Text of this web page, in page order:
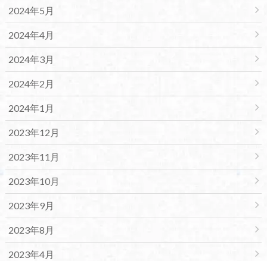
2024年5月
2024年4月
2024年3月
2024年2月
2024年1月
2023年12月
2023年11月
2023年10月
2023年9月
2023年8月
2023年4月